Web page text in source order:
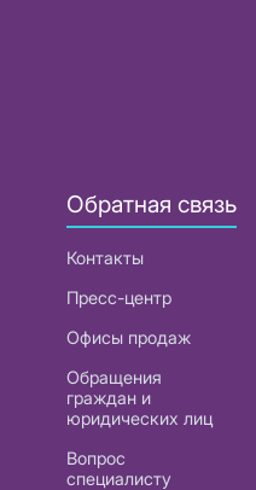
Обратная связь
Контакты
Пресс-центр
Офисы продаж
Обращения
граждан и
юридических лиц
Вопрос
специалисту